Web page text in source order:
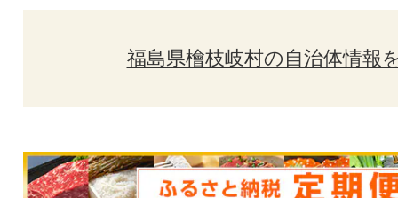
福島県檜枝岐村の自治体情報